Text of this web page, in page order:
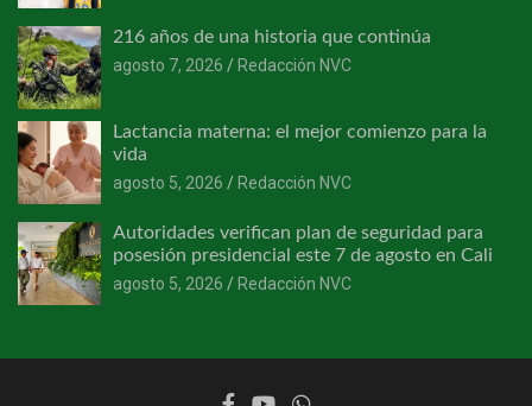
216 años de una historia que continúa
agosto 7, 2026
Redacción NVC
Lactancia materna: el mejor comienzo para la
vida
agosto 5, 2026
Redacción NVC
Autoridades verifican plan de seguridad para
posesión presidencial este 7 de agosto en Cali
agosto 5, 2026
Redacción NVC